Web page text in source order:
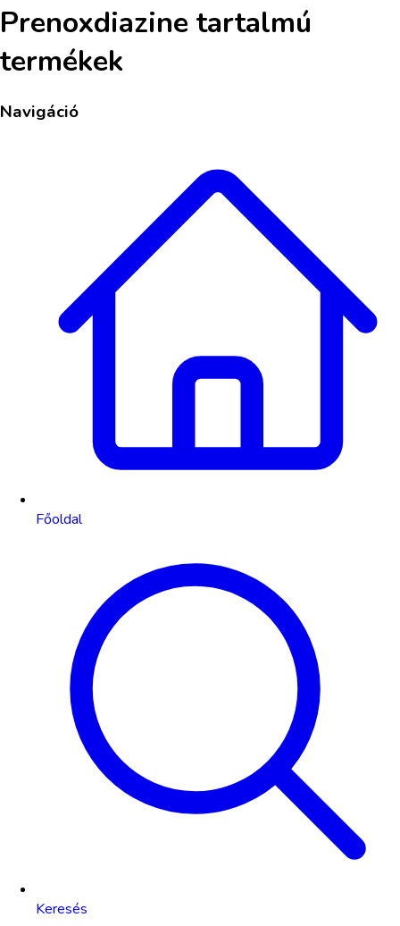
Prenoxdiazine tartalmú
termékek
Navigáció
Főoldal
Keresés